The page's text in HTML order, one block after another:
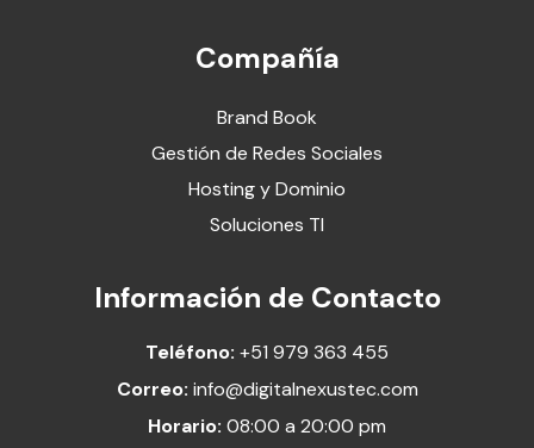
Compañía
Brand Book
Gestión de Redes Sociales
Hosting y Dominio
Soluciones TI
Información de Contacto
Teléfono: +51 979 363 455
Correo: info@digitalnexustec.com
Horario: 08:00 a 20:00 pm